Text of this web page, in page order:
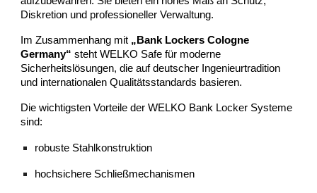
Diskretion und professioneller Verwaltung.
Im Zusammenhang mit „Bank Lockers Cologne
Germany“ steht WELKO Safe für moderne
Sicherheitslösungen, die auf deutscher Ingenieurtradition
und internationalen Qualitätsstandards basieren.
Die wichtigsten Vorteile der WELKO Bank Locker Systeme
sind:
robuste Stahlkonstruktion
hochsichere Schließmechanismen